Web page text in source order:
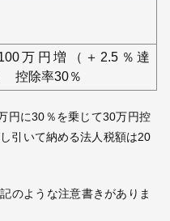
万円増（＋2.5％達
除率30％
円に30％を乗じて30万円控
引いて納める法人税額は20
のような注意書きがありま